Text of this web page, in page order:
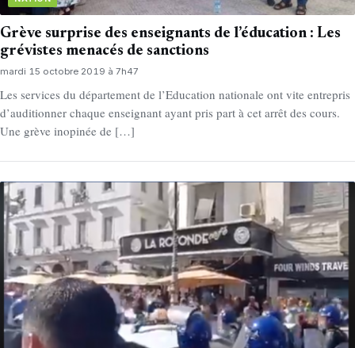
Grève surprise des enseignants de l’éducation : Les
grévistes menacés de sanctions
mardi 15 octobre 2019 à 7h47
Les services du département de l’Education nationale ont vite entrepris
d’auditionner chaque enseignant ayant pris part à cet arrêt des cours.
Une grève inopinée de […]